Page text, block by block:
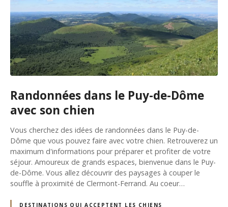
Randonnées dans le Puy-de-Dôme
avec son chien
Vous cherchez des idées de randonnées dans le Puy-de-
Dôme que vous pouvez faire avec votre chien. Retrouverez un
maximum d'informations pour préparer et profiter de votre
séjour. Amoureux de grands espaces, bienvenue dans le Puy-
de-Dôme. Vous allez découvrir des paysages à couper le
souffle à proximité de Clermont-Ferrand. Au coeur…
DESTINATIONS QUI ACCEPTENT LES CHIENS